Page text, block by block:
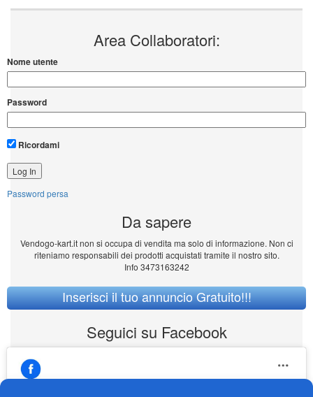
Area Collaboratori:
Nome utente
Password
Ricordami
Password persa
Da sapere
Vendogo-kart.it non si occupa di vendita ma solo di informazione. Non ci
riteniamo responsabili dei prodotti acquistati tramite il nostro sito.
Info 3473163242
Inserisci il tuo annuncio Gratuito!!!
Seguici su Facebook